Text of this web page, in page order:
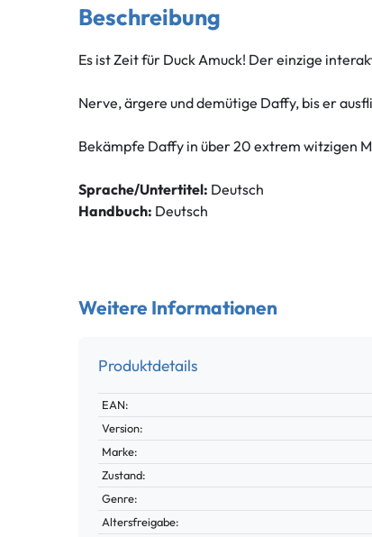
Beschreibung
Es ist Zeit für Duck Amuck! Der einzige
Nerve, ärgere und demütige Daffy, bis er
Bekämpfe Daffy in über 20 extrem witzigen
Sprache/Untertitel: Deutsch
Handbuch: Deutsch
Weitere Informationen
Produktdetails
Technisches
Merkmal
Wert
EAN:
Version:
Marke:
Zustand:
Genre:
Altersfreigabe: